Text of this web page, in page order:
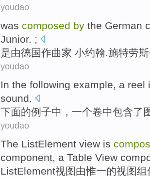
youdao
was composed by the German
Junior. ;
是由德国作曲家 小约翰.施特劳斯
youdao
In the following example, a reel
sound.
下面的例子中 ， 一个卷中包含了
youdao
The ListElement view is
component, a Table View
ListElement视图由惟一的视图组